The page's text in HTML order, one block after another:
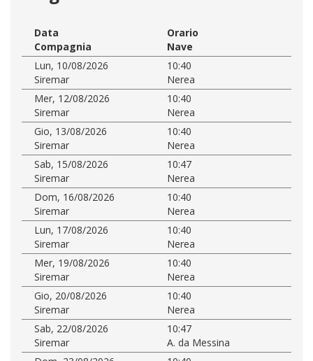
Data
Orario
Compagnia
Nave
Lun, 10/08/2026
10:40
Siremar
Nerea
Mer, 12/08/2026
10:40
Siremar
Nerea
Gio, 13/08/2026
10:40
Siremar
Nerea
Sab, 15/08/2026
10:47
Siremar
Nerea
Dom, 16/08/2026
10:40
Siremar
Nerea
Lun, 17/08/2026
10:40
Siremar
Nerea
Mer, 19/08/2026
10:40
Siremar
Nerea
Gio, 20/08/2026
10:40
Siremar
Nerea
Sab, 22/08/2026
10:47
Siremar
A. da Messina